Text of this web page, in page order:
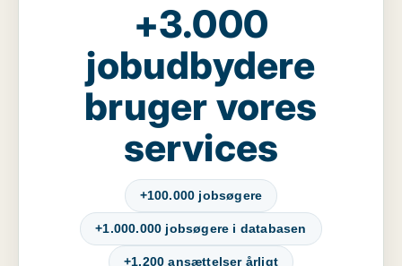
+3.000
jobudbydere
bruger vores
services
+100.000 jobsøgere
+1.000.000 jobsøgere i databasen
+1.200 ansættelser årligt